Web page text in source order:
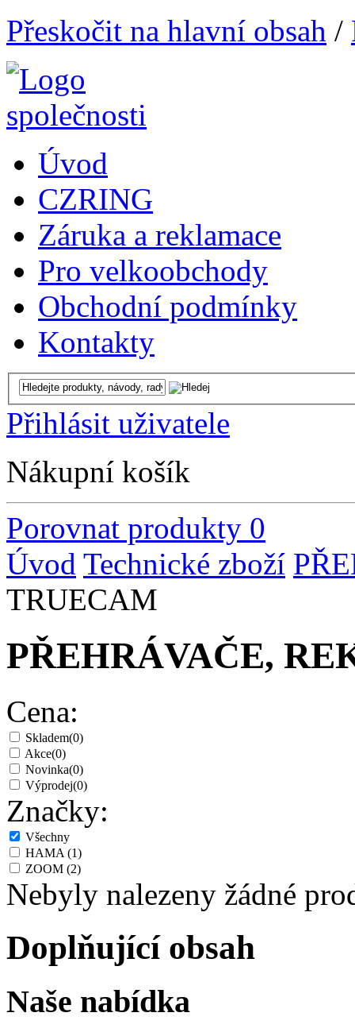
Přeskočit na hlavní obsah /
Úvod
CZRING
Záruka a reklamace
Pro velkoobchody
Obchodní podmínky
Kontakty
Přihlásit uživatele
Nákupní košík
Porovnat produkty 0
Úvod Technické zboží
TRUECAM
PŘEHRÁVAČE,
Cena:
Skladem(0)
Akce(0)
Novinka(0)
Výprodej(0)
Značky:
Všechny
HAMA(1)
ZOOM (2)
Nebyly nalezeny žádné
Doplňující obsah
Naše nabídka